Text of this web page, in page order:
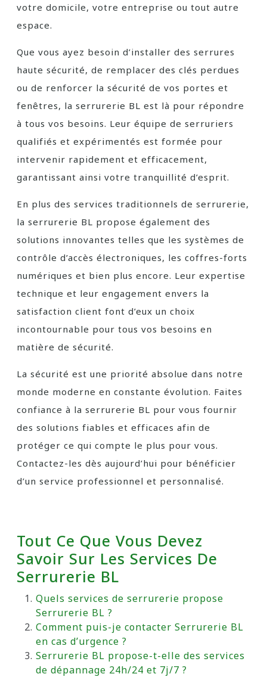
votre domicile, votre entreprise ou tout autre
espace.
Que vous ayez besoin d’installer des serrures
haute sécurité, de remplacer des clés perdues
ou de renforcer la sécurité de vos portes et
fenêtres, la serrurerie BL est là pour répondre
à tous vos besoins. Leur équipe de serruriers
qualifiés et expérimentés est formée pour
intervenir rapidement et efficacement,
garantissant ainsi votre tranquillité d’esprit.
En plus des services traditionnels de serrurerie,
la serrurerie BL propose également des
solutions innovantes telles que les systèmes de
contrôle d’accès électroniques, les coffres-forts
numériques et bien plus encore. Leur expertise
technique et leur engagement envers la
satisfaction client font d’eux un choix
incontournable pour tous vos besoins en
matière de sécurité.
La sécurité est une priorité absolue dans notre
monde moderne en constante évolution. Faites
confiance à la serrurerie BL pour vous fournir
des solutions fiables et efficaces afin de
protéger ce qui compte le plus pour vous.
Contactez-les dès aujourd’hui pour bénéficier
d’un service professionnel et personnalisé.
Tout Ce Que Vous Devez
Savoir Sur Les Services De
Serrurerie BL
Quels services de serrurerie propose
Serrurerie BL ?
Comment puis-je contacter Serrurerie BL
en cas d’urgence ?
Serrurerie BL propose-t-elle des services
de dépannage 24h/24 et 7j/7 ?